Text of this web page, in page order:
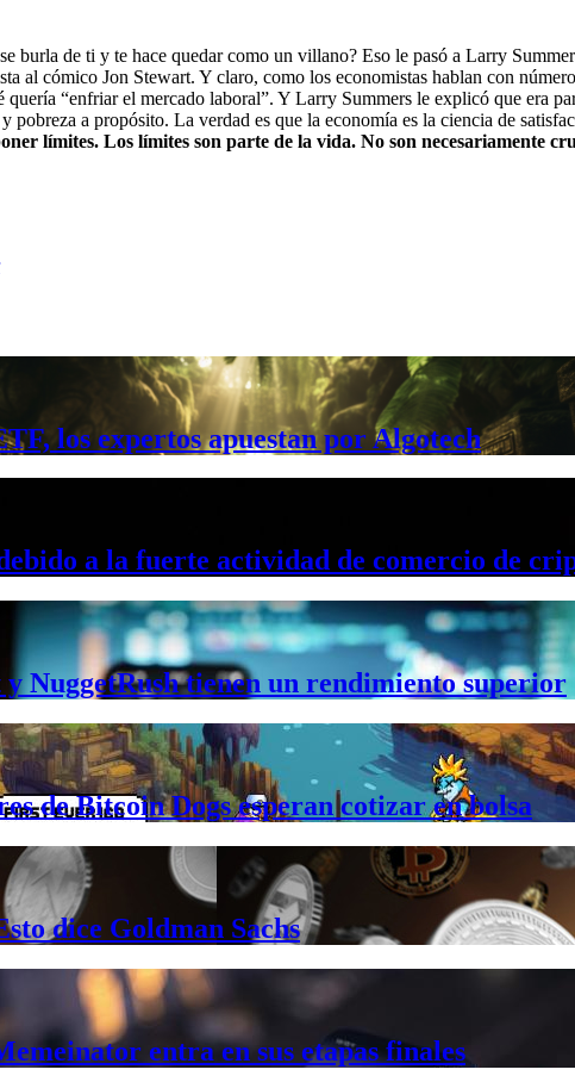
burla de ti y te hace quedar como un villano? Eso le pasó a Larry
al cómico Jon Stewart. Y claro, como los economistas hablan con
“enfriar el mercado laboral”. Y Larry Summers le explicó que era
a propósito. La verdad es que la economía es la ciencia de
límites. Los límites son parte de la vida. No son necesariamente
los expertos apuestan por Algotech
a la fuerte actividad de comercio de
NuggetRush tienen un rendimiento superior
de Bitcoin Dogs esperan cotizar en bolsa
dice Goldman Sachs
entra en sus etapas finales